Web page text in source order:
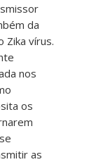
da
Zika vírus.
nos
os
as